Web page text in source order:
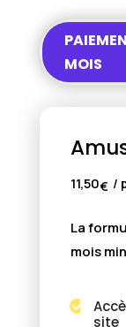
MOIS
11,50€ /
La
mois

site